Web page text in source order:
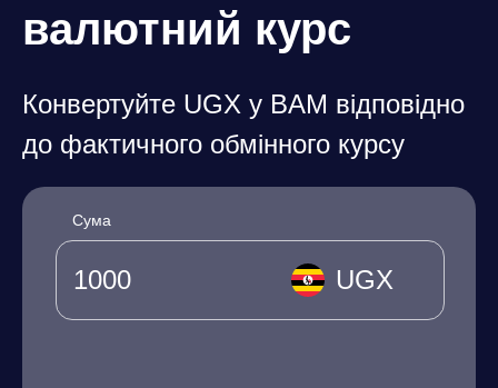
валютний курс
Конвертуйте UGX у BAM відповідно
до фактичного обмінного курсу
Сума
UGX